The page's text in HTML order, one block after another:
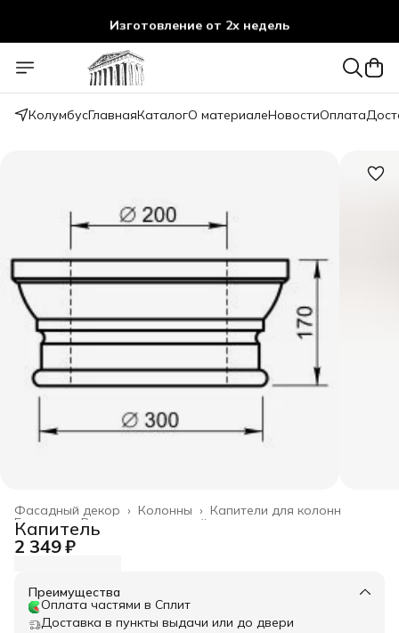
Изготовление от 2х недель
КолумбусГлавнаяКаталогО материалеНовостиОплата
Капители для колонн
Колонны ›
Фасадный декор ›
Весь архитектурный декор
Главная ›
Капитель
2 349 ₽
Преимущества
Оплата частями в Сплит
Доставка в пункты выдачи или до двери